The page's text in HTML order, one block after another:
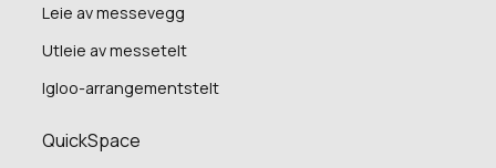
QuickSpace
Leie av messevegg
Utleie av messetelt
Igloo-arrangementstelt